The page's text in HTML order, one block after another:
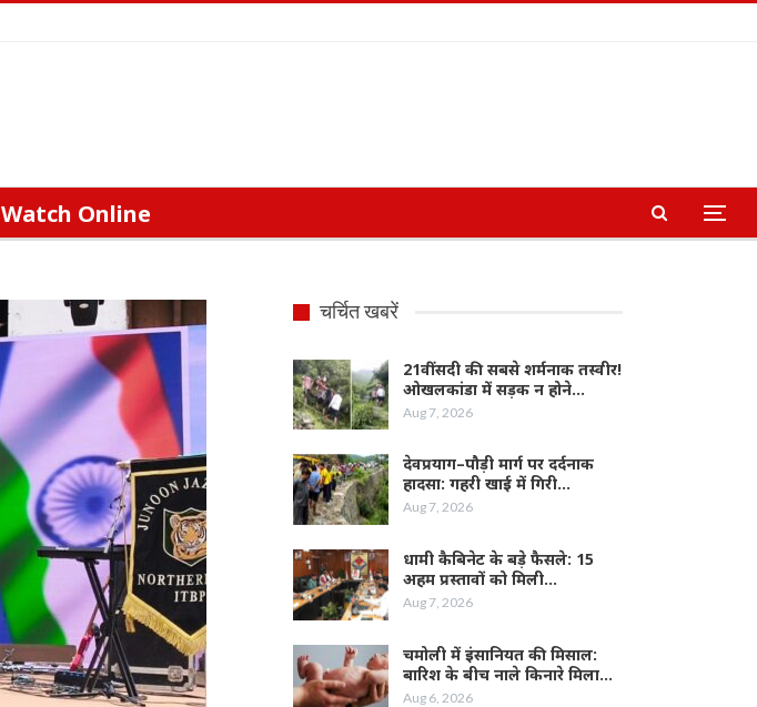
Watch Online
चर्चित खबरें
21वीं सदी की सबसे शर्मनाक तस्वीर!
ओखलकांडा में सड़क न होने…
Aug 7, 2026
देवप्रयाग–पौड़ी मार्ग पर दर्दनाक
हादसा: गहरी खाई में गिरी…
Aug 7, 2026
धामी कैबिनेट के बड़े फैसले: 15
अहम प्रस्तावों को मिली…
Aug 7, 2026
चमोली में इंसानियत की मिसाल:
बारिश के बीच नाले किनारे मिला…
Aug 6, 2026